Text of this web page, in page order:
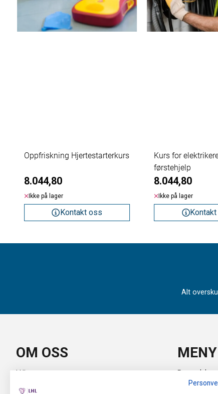
Oppfriskning Hjertestarterkurs
8.044,80
Ikke på lager
Kontakt oss
Kurs for
førstehjelp
8.044,80
Ikke på lager
Alt
OM OSS
LHL
Industrivegen 67
MENY
Forsendelse